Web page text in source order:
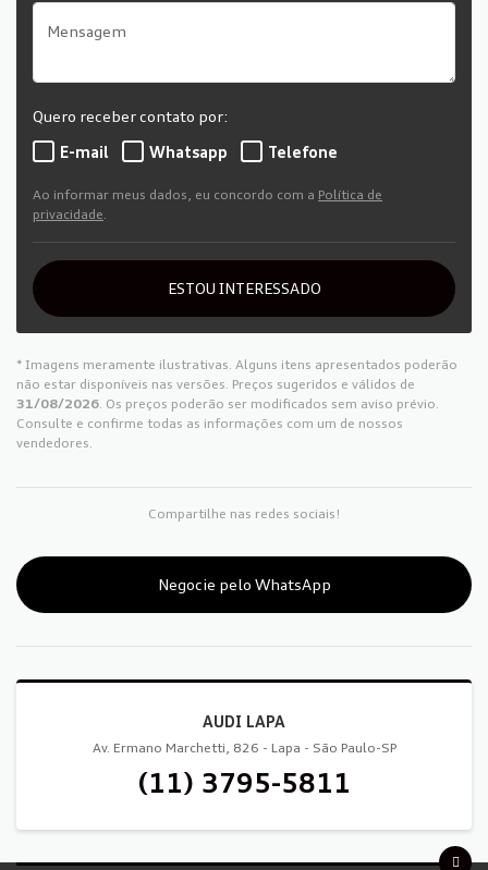
Quero receber contato por:
E-mail
Whatsapp Telefone
Ao informar meus dados, eu concordo com a Política de
privacidade
ESTOU INTERESSADO
* Imagens meramente ilustrativas. Alguns itens apresentados poderão
não estar disponíveis nas versões. Preços sugeridos e válidos de
31/08/2026 . Os preços poderão ser modificados sem aviso prévio.
Consulte e confirme todas as informações com um de nossos
vendedores.
Compartilhe nas redes sociais!
Negocie pelo WhatsApp
AUDI LAPA
Av. Ermano Marchetti, 826 - Lapa - São Paulo-SP
(11) 3795-5811